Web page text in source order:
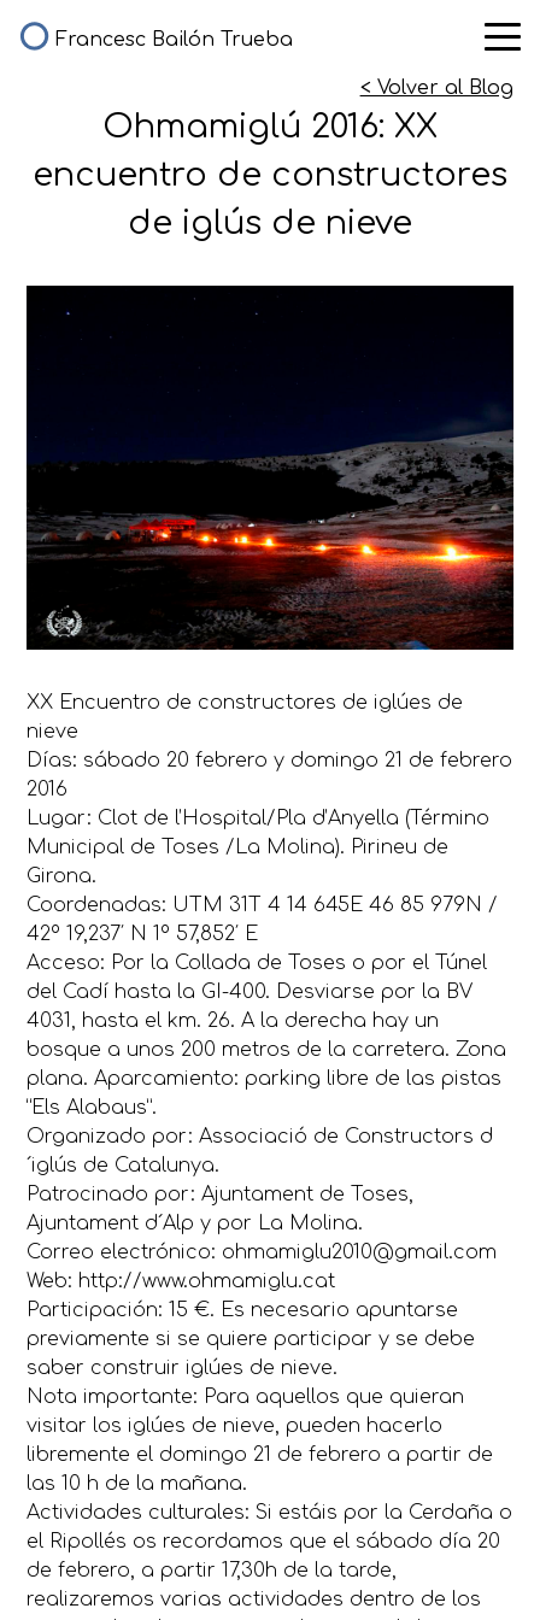
Francesc Bailón Trueba
< Volver al Blog
Ohmamiglú 2016: XX
encuentro de constructores
de iglús de nieve
XX Encuentro de constructores de iglúes de
nieve
Días: sábado 20 febrero y domingo 21 de febrero
2016
Lugar: Clot de l’Hospital/Pla d’Anyella (Término
Municipal de Toses /La Molina). Pirineu de
Girona.
Coordenadas: UTM 31T 4 14 645E 46 85 979N /
42º 19,237′ N 1º 57,852′ E
Acceso: Por la Collada de Toses o por el Túnel
del Cadí hasta la GI-400. Desviarse por la BV
4031, hasta el km. 26. A la derecha hay un
bosque a unos 200 metros de la carretera. Zona
plana. Aparcamiento: parking libre de las pistas
“Els Alabaus”.
Organizado por: Associació de Constructors d
´iglús de Catalunya.
Patrocinado por: Ajuntament de Toses,
Ajuntament d´Alp y por La Molina.
Correo electrónico: ohmamiglu2010@gmail.com
Web: http://www.ohmamiglu.cat
Participación: 15 €. Es necesario apuntarse
previamente si se quiere participar y se debe
saber construir iglúes de nieve.
Nota importante: Para aquellos que quieran
visitar los iglúes de nieve, pueden hacerlo
libremente el domingo 21 de febrero a partir de
las 10 h de la mañana.
Actividades culturales: Si estáis por la Cerdaña o
el Ripollés os recordamos que el sábado día 20
de febrero, a partir 17,30h de la tarde,
realizaremos varias actividades dentro de los